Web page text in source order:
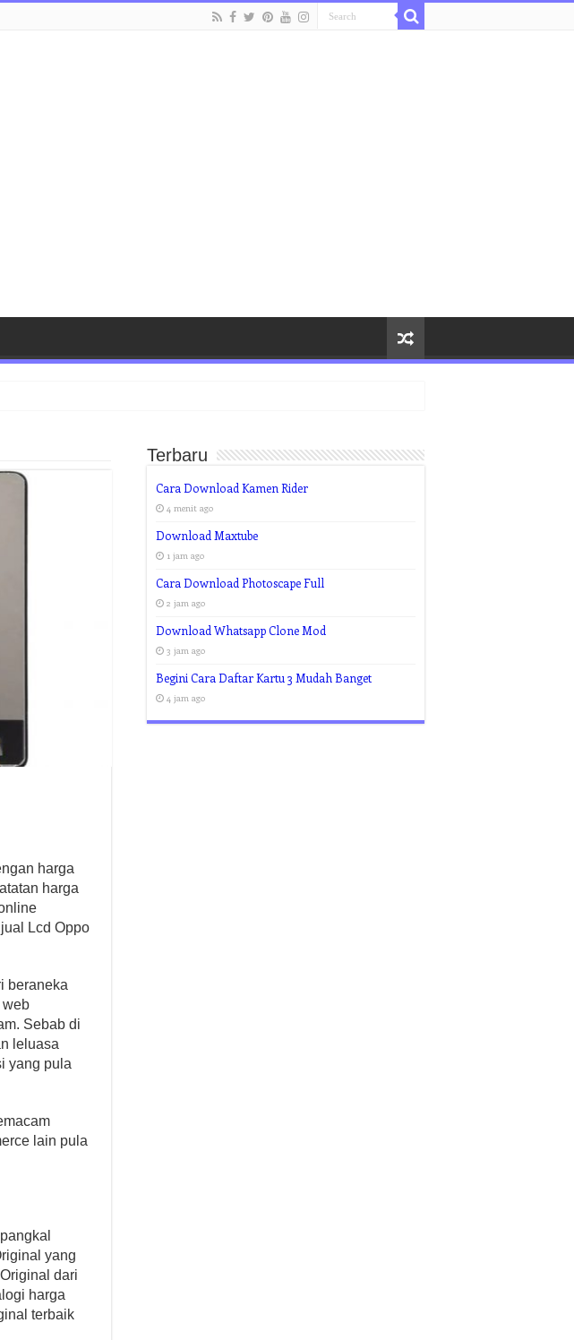
harga
harga
Lcd Oppo
beraneka
web
Sebab di
leluasa
yang pula
lain pula
yang
dari
harga
terbaik
Terbaru
Cara Download Kamen Rider
4 menit ago
Download Maxtube
1 jam ago
Cara Download Photoscape Full
2 jam ago
Download Whatsapp Clone Mod
3 jam ago
Begini Cara Daftar Kartu 3 Mudah Banget
4 jam ago